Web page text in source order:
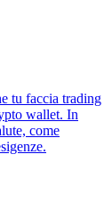
tu faccia trading
wallet. In
come